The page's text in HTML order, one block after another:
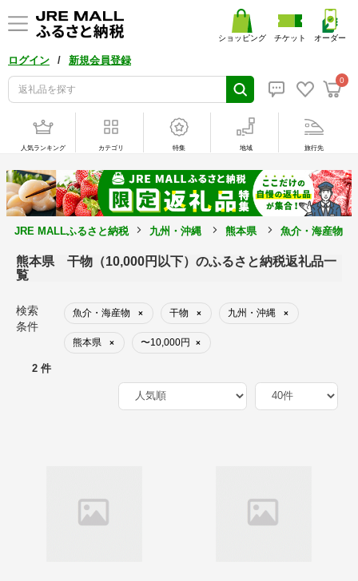
ログイン / 新規会員登録
0
ショッピング チケット オーダー
人気ランキング カテゴリ 特集 地域 旅行先
JRE MALLふるさと納税 九州・沖縄 熊本県 魚介・海産物
熊本県 干物（10,000円以下）のふるさと納税返礼品一
覧
検索
条件
魚介・海産物 × 干物 × 九州・沖縄 ×
熊本県 × 〜10,000円 ×
2 件